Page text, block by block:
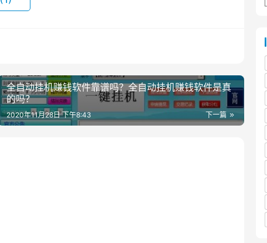
全自动挂机赚钱软件靠谱吗？全自动挂机赚钱软件是真
的吗？
下一篇
2020年11月28日 下午8:43